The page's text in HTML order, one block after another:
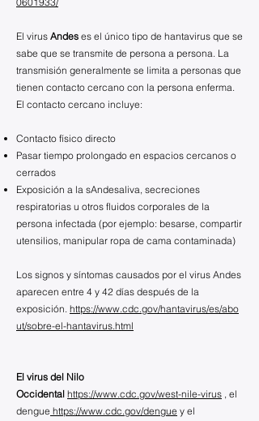
El virus Andes es el único tipo de hantavirus que se
sabe que se transmite de persona a persona. La
transmisión generalmente se limita a personas que
tienen contacto cercano con la persona enferma.
El contacto cercano incluye:
Contacto físico directo
Pasar tiempo prolongado en espacios cercanos o
cerrados
Exposición a la sAndesaliva, secreciones
respiratorias u otros fluidos corporales de la
persona infectada (por ejemplo: besarse, compartir
utensilios, manipular ropa de cama contaminada)
Los signos y síntomas causados por el virus Andes
aparecen entre 4 y 42 días después de la
exposición. https://www.cdc.gov/hantavirus/es/abo
ut/sobre-el-hantavirus.html
El virus del Nilo
Occidental https://www.cdc.gov/west-nile-virus , el
dengue https://www.cdc.gov/dengue y el